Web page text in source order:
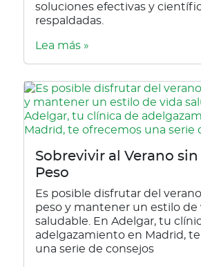
soluciones efectivas y
respaldadas.
Lea más »
Sobrevivir al Verano sin
Peso
Es posible disfrutar del
peso y mantener un estilo de
saludable. En Adelgar, tu
adelgazamiento en Madrid,
una serie de consejos